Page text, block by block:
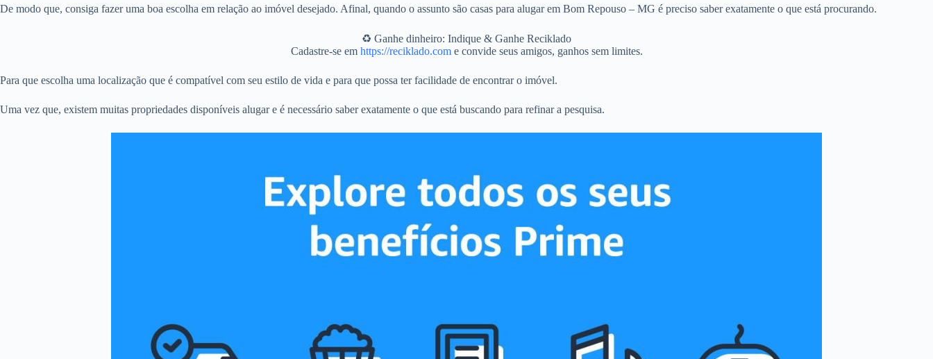
De modo que, consiga fazer uma boa escolha em relação ao imóvel desejado. Afinal, quando o assunto são casas para alugar em Bom Repouso – MG é preciso saber exatamente o que está procurando.
♻️ Ganhe dinheiro: Indique & Ganhe Reciklado
Cadastre-se em https://reciklado.come convide seus amigos, ganhos sem limites.
Para que escolha uma localização que é compatível com seu estilo de vida e para que possa ter facilidade de encontrar o imóvel.
Uma vez que, existem muitas propriedades disponíveis alugar e é necessário saber exatamente o que está buscando para refinar a pesquisa.